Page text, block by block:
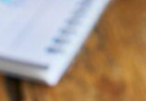
ション 起業家
イメージング
み スタバ
コレクター